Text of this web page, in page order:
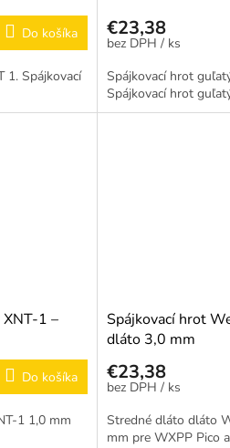
Do košíka
1. Spájkovací
€23,38
/ ks
Spájkovací hrot
Spájkovací hrot
1 –
Do košíka
1 1,0 mm
Spájkovací hrot
dláto 3,0 mm
€23,38
/ ks
Stredné dláto dláto
mm pre WXPP Pico